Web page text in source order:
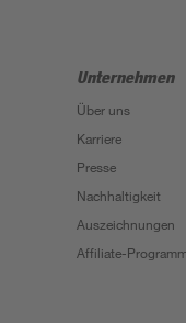
Unternehmen
Über uns
Karriere
Presse
Nachhaltigkeit
Auszeichnungen
Affiliate-